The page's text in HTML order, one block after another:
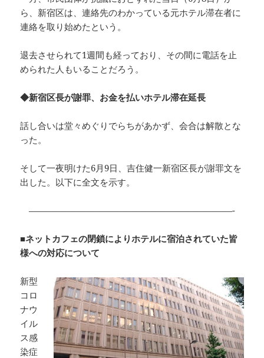
ら、新宿区は、連絡先のわかっている元ホテル滞在者に
連絡を取り始めたという。
退去させられて1週間も経っており、その間に電話を止
められた人もいることだろう。
◆新宿区長が謝罪、お金を払いホテル滞在延長
話し合いは堂々めぐりでらちがあかず、会合は解散とな
った。
そして一夜明けた6月9日、吉住健一新宿区長が謝罪文を
出した。以下に全文を示す。
———————————————————————-
■ネットカフェの閉鎖によりホテルに宿泊されていた皆
様への対応について
新型
コロ
ナウ
イル
ス感
染症